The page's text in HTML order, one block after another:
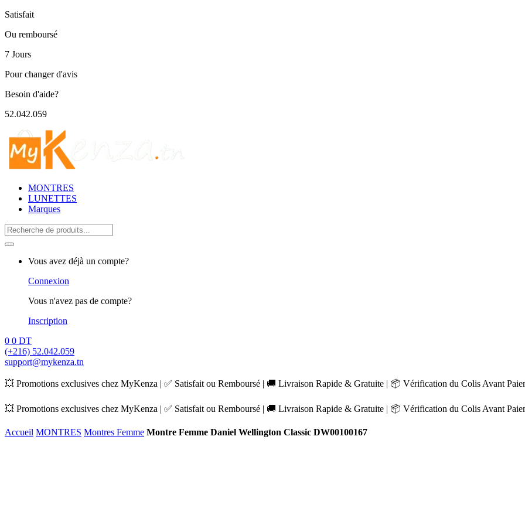
Satisfait
Ou remboursé
7 Jours
Pour changer d'avis
Besoin d'aide?
52.042.059
MONTRES
LUNETTES
Marques
Search
for:
Vous avez déjà un compte?
Connexion
Vous n'avez pas de compte?
Inscription
0 0 DT
(+216) 52.042.059
support@mykenza.tn
💥 Promotions exclusives chez MyKenza | ✅ Satisfait ou Remboursé | 🚚 Livraison Rapide & Gratuite | 📦 Vérification du Colis Avant
💥 Promotions exclusives chez MyKenza | ✅ Satisfait ou Remboursé | 🚚 Livraison Rapide & Gratuite | 📦 Vérification du Colis Avant
Accueil MONTRES Montres Femme Montre Femme Daniel Wellington Classic DW00100167